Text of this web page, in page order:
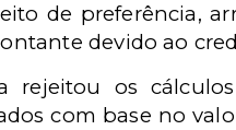
de preferência,
devido ao
rejeitou os
com base no